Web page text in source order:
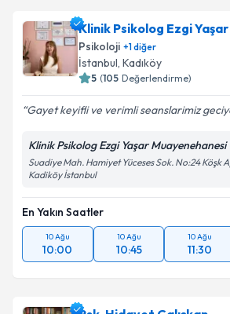
takvim hazırlandığında e-posta ile
E-posta Adresiniz
Metni'ni okudum ve kişisel
kapsamda işlenmesini kabul
Klinik Psikolog Ezgi Yaşar
Psikoloji +1diğer
İstanbul , Kadıköy
5 (105 Değerlendirme)
Gayet keyifli ve verimli seanslarimiz
Klinik Psikolog Ezgi Yaşar Muayenehanesi
Suadiye Mah. Hamiyet Yüceses Sok. No:24 Köşk
Kadiköy İstanbul
En Yakın Saatler
10 Ağu
10:00
10 Ağu
10:45
10 Ağu
11:30